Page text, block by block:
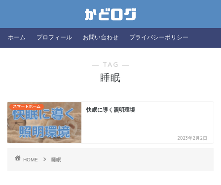
ホーム プロフィール お問い合わせ プライバシーポリシー
― TAG ―
睡眠
スマートホーム
快眠に導く照明環境
2023年2月2日
HOME 睡眠